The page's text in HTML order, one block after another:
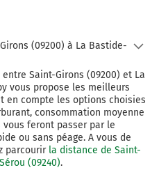
(09200) à La Bastide-
Saint-Girons (09200) et La
vous propose les meilleurs
en compte les options choisies
consommation moyenne
feront passer par le
ou sans péage. A vous de
parcourir la distance de Saint-
(09240).